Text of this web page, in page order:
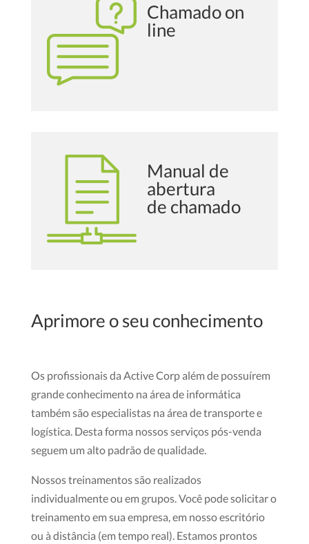
Chamado on
line
Manual de
abertura
de chamado
Aprimore o seu conhecimento
Os profissionais da Active Corp além de possuírem
grande conhecimento na área de informática
também são especialistas na área de transporte e
logística. Desta forma nossos serviços pós-venda
seguem um alto padrão de qualidade.
Nossos treinamentos são realizados
individualmente ou em grupos. Você pode solicitar o
treinamento em sua empresa, em nosso escritório
ou à distância (em tempo real). Estamos prontos